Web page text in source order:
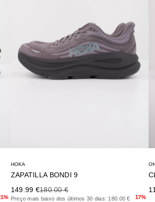
HOKA
ZAPATILLA BONDI 9
Precio de oferta
149.99 €Precio anterior
180.00 €
Preço mais baixo dos últimos 30 dias: 180.00 € 17%